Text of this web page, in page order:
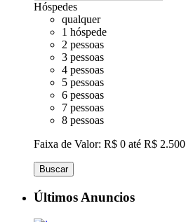
Hóspedes
qualquer
1 hóspede
2 pessoas
3 pessoas
4 pessoas
5 pessoas
6 pessoas
7 pessoas
8 pessoas
Faixa de Valor: R$ 0 até R$ 2.500
Buscar
Últimos Anuncios